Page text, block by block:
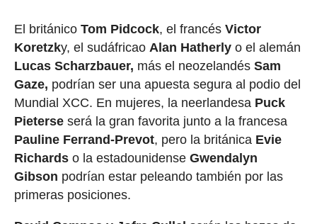
El británico Tom Pidcock, el francés Victor
Koretzky, el sudáfricao Alan Hatherlyo el alemán
Lucas Scharzbauer, más el neozelandés Sam
Gaze, podrían ser una apuesta segura al podio del
Mundial XCC. En mujeres, la neerlandesa Puck
Pieterseserá la gran favorita junto a la francesa
Pauline Ferrand-Prevot, pero la británica Evie
Richardso la estadounidense Gwendalyn
Gibson podrían estar peleando también por las
primeras posiciones.